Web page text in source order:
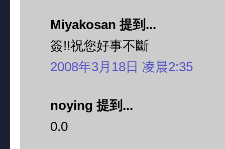
Miyakosan 提到...
簽!!祝您好事不斷
2008年3月18日 凌晨2:35
noying 提到...
0.0